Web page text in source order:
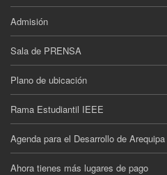
Admisión
Sala de PRENSA
Plano de ubicación
Rama Estudiantil IEEE
Agenda para el Desarrollo de Arequipa
Ahora tienes más lugares de pago